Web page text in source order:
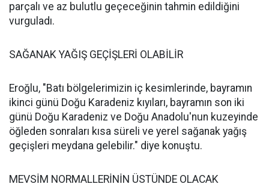
parçalı ve az bulutlu geçeceğinin tahmin edildiğini
vurguladı.
SAĞANAK YAĞIŞ GEÇİŞLERİ OLABİLİR
Eroğlu, "Batı bölgelerimizin iç kesimlerinde, bayramın
ikinci günü Doğu Karadeniz kıyıları, bayramın son iki
günü Doğu Karadeniz ve Doğu Anadolu'nun kuzeyinde
öğleden sonraları kısa süreli ve yerel sağanak yağış
geçişleri meydana gelebilir." diye konuştu.
MEVSİM NORMALLERİNİN ÜSTÜNDE OLACAK